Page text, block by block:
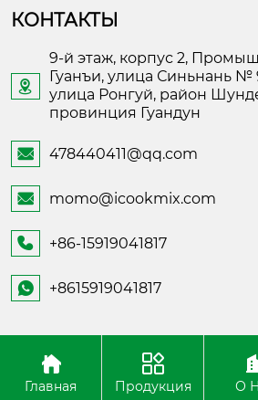
КОНТАКТЫ

9-й этаж, корпус 2,
Гуанъи, улица Синьнань
улица Ронгуй, район
провинция Гуандун
 478440411@qq.com
 momo@icookmix.com
 +86-15919041817
 +8615919041817
Copyright ©Foshan Shunde Fusheng
Technology
Главная Продукция О